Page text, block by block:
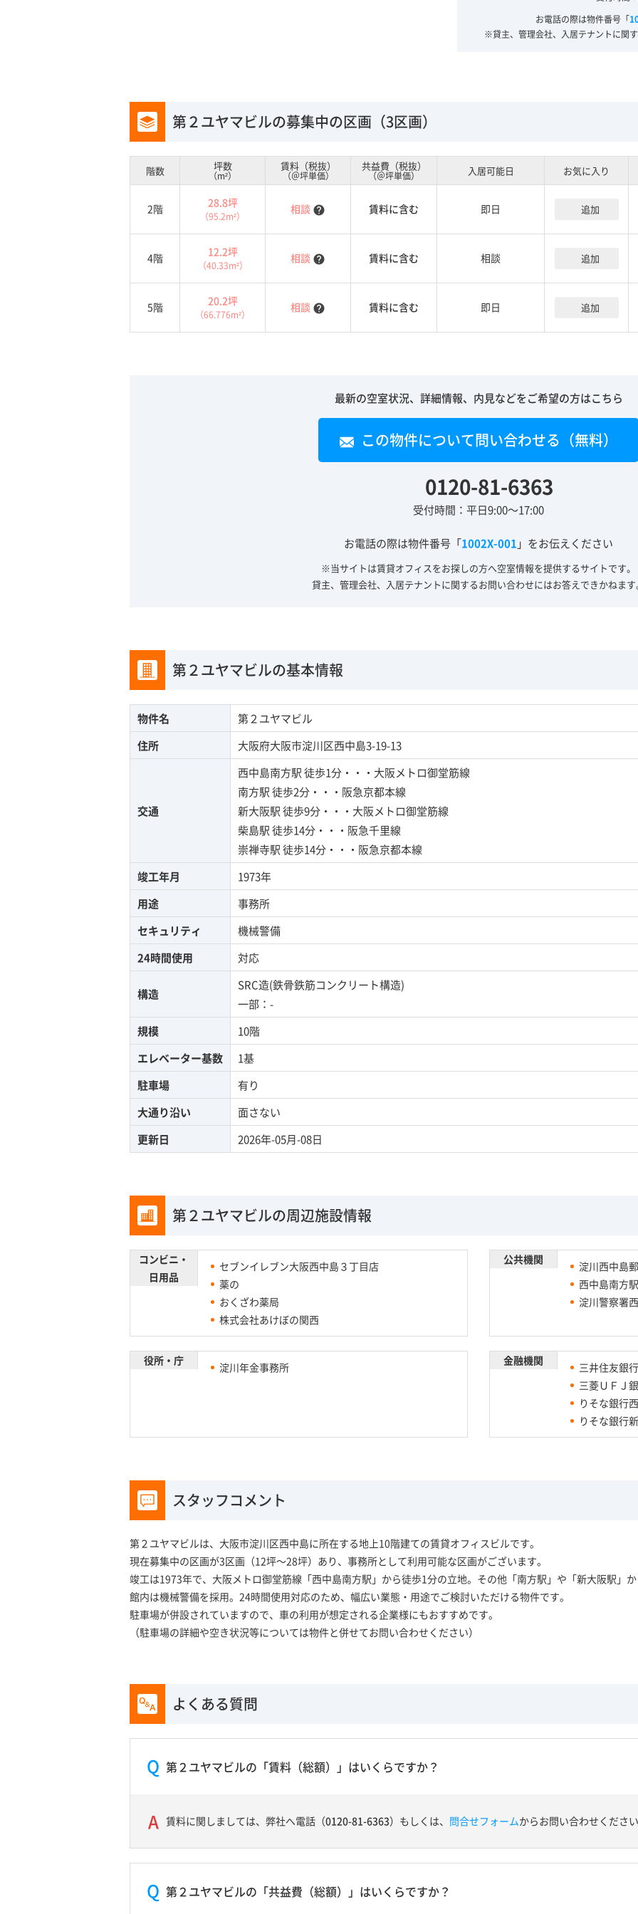
お電話の際は物件番号「
※貸主、管理会社、入居テナントに関
第２ユヤマビルの募集中の区画（3区画）
階数 坪数
（m²）
賃料（税抜）
（＠坪単価）
共益費（税抜）
（＠坪単価） 入居可能日 お気に入り
2階 28.8坪
（95.2m²）
相談 help 賃料に含む 即日 追加
4階 12.2坪
（40.33m²）
相談 help 賃料に含む 相談 追加
5階 20.2坪
（66.776m²）
相談 help 賃料に含む 即日 追加
最新の空室状況、詳細情報、内見などをご希望の方はこちら
この物件について問い合わせる（無料）
0120-81-6363
受付時間：平日9:00～17:00
お電話の際は物件番号「1002X-001 」をお伝えください
※当サイトは賃貸オフィスをお探しの方へ空室情報を提供するサイトです。
貸主、管理会社、入居テナントに関するお問い合わせにはお答えできかねま
第２ユヤマビルの基本情報
物件名
第２ユヤマビル
住所
大阪府大阪市淀川区西中島3-19-13
交通
西中島南方駅徒歩1分・・・大阪メトロ御堂筋線
南方駅徒歩2分・・・阪急京都本線
新大阪駅徒歩9分・・・大阪メトロ御堂筋線
柴島駅徒歩14分・・・阪急千里線
崇禅寺駅徒歩14分・・・阪急京都本線
竣工年月
1973年
用途
事務所
セキュリティ
機械警備
24時間使用
対応
構造
SRC造(鉄骨鉄筋コンクリート構造)
一部：-
規模
10階
エレベーター基数
1基
駐車場
有り
大通り沿い
面さない
更新日
2026年-05月-08日
第２ユヤマビルの周辺施設情報
コンビニ・
日用品
セブンイレブン大阪西中島３丁目店
薬の
おくざわ薬局
株式会社あけぼの関西
公共機関
淀川西中島
西中島南方
淀川警察署
役所・庁 淀川年金事務所 金融機関
三井住友銀
三菱ＵＦＪ
りそな銀行
りそな銀行
スタッフコメント
第２ユヤマビルは、大阪市淀川区西中島に所在する地上10階建ての賃貸オフィスビルです。
現在募集中の区画が3区画（12坪～28坪）あり、事務所として利用可能な区画がございます。
竣工は1973年で、大阪メトロ御堂筋線「西中島南方駅」から徒歩1分の立地。その他「南方駅」や「新大阪駅」
館内は機械警備を採用。24時間使用対応のため、幅広い業態・用途でご検討いただける物件です。
駐車場が併設されていますので、車の利用が想定される企業様にもおすすめです。
（駐車場の詳細や空き状況等については物件と併せてお問い合わせください）
よくある質問
第２ユヤマビルの「賃料（総額）」はいくらですか？
賃料に関しましては、弊社へ電話（0120-81-6363）もしくは、 問合せフォームからお問い合わせくださ
第２ユヤマビルの「共益費（総額）」はいくらですか？